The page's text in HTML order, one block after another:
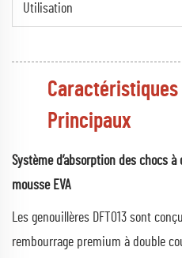
Utilisation
Principaux
Système d’absorption des chocs
mousse EVA
Les genouillères DFT013 sont
rembourrage premium à double